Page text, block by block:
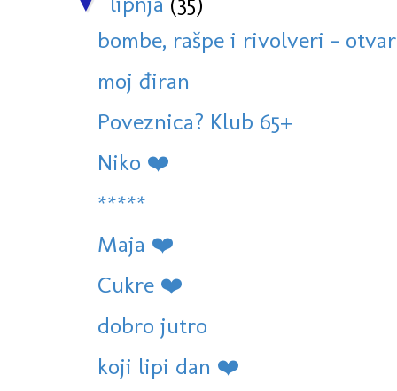
bombe, rašpe i rivolveri -
moj điran
Poveznica? Klub 65+
Niko ❤️
*****
Maja ❤️
Cukre ❤️
dobro jutro
koji lipi dan ❤️